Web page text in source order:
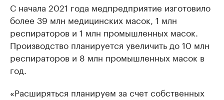
С начала 2021 года медпредприятие изготовило
более 39 млн медицинских масок, 1 млн
респираторов и 1 млн промышленных масок.
Производство планируется увеличить до 10 млн
респираторов и 8 млн промышленных масок в
год.
«Расширяться планируем за счет собственных